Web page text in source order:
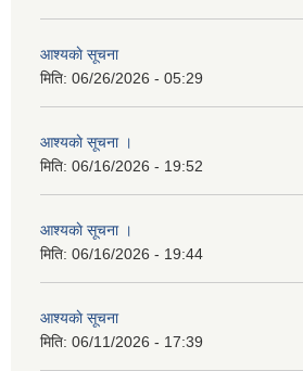
आश्यकाे सूचना
मिति: 06/26/2026 - 05:29
आश्यकाे सूचना ।
मिति: 06/16/2026 - 19:52
आश्यकाे सूचना ।
मिति: 06/16/2026 - 19:44
आश्यकाे सूचना
मिति: 06/11/2026 - 17:39